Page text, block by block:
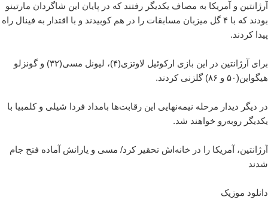
آرژانتین و آمریکا به مصاف یکدیگر رفتند که در پایان این شاگردان مارتینو
بودند که با ۴ گل میزبان مسابقات را در هم کوبیدند و با اقتدار به فینال راه
پیدا کردند.
برای آرژانتین در این بازی ارکوئیل لاوتزی(۴)، لیونل مسی(۳۲) و گونزلو
هیگواین(۵۰ و ۸۶) گلزنی کردند.
در دیگر دیدار مرحله نیمه‌نهایی این رقابت‌ها بامداد فردا شیلی و کلمبیا با
یکدیگر روبه‌رو خواهند شد.
آرژانتین، آمریکا را در خانه‌اش تحقیر کرد/ مسی و یارانش آماده فتح جام
شدند
دانلود موزیک